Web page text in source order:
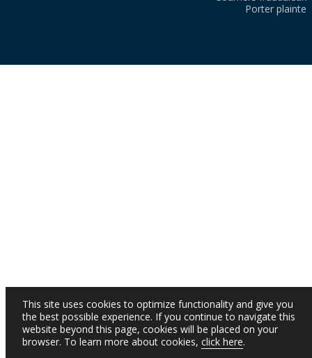
Porter plainte
This site uses cookies to optimize functionality and give you
the best possible experience. If you continue to navigate this
website beyond this page, cookies will be placed on your
browser. To learn more about cookies, click here.